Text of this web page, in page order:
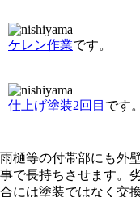
ケレン作業です。
仕上げ塗装2回目 です。
雨樋等の付帯部にも外
事で長持ちさせます。
合には塗装ではなく交